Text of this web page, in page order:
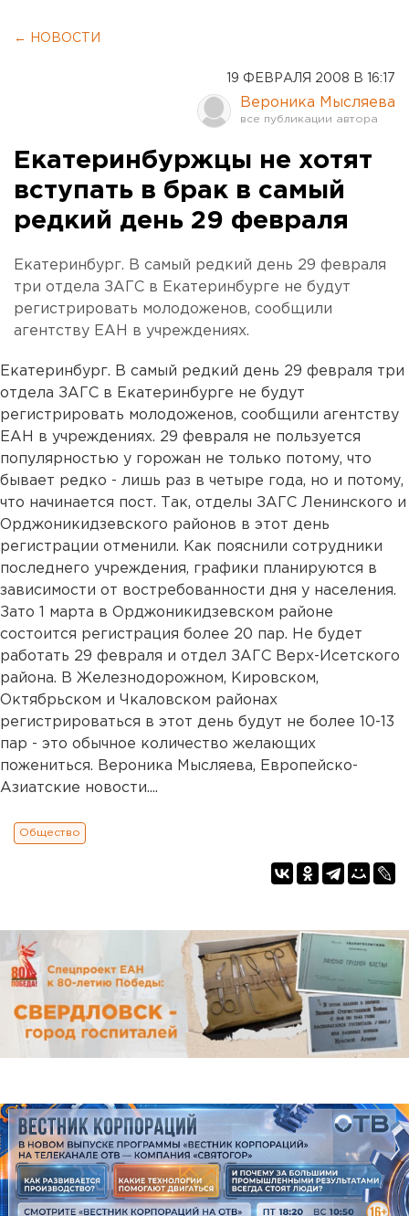
← НОВОСТИ
19 ФЕВРАЛЯ 2008 В 16:17
Вероника Мысляева
Екатеринбуржцы не хотят
вступать в брак в самый
редкий день 29 февраля
Екатеринбург. В самый редкий день 29 февраля
три отдела ЗАГС в Екатеринбурге не будут
регистрировать молодоженов, сообщили
агентству ЕАН в учреждениях.
Екатеринбург. В самый редкий день 29 февраля три
отдела ЗАГС в Екатеринбурге не будут
регистрировать молодоженов, сообщили агентству
ЕАН в учреждениях. 29 февраля не пользуется
популярностью у горожан не только потому, что
бывает редко - лишь раз в четыре года, но и потому,
что начинается пост. Так, отделы ЗАГС Ленинского и
Орджоникидзевского районов в этот день
регистрации отменили. Как пояснили сотрудники
последнего учреждения, графики планируются в
зависимости от востребованности дня у населения.
Зато 1 марта в Орджоникидзевском районе
состоится регистрация более 20 пар. Не будет
работать 29 февраля и отдел ЗАГС Верх-Исетского
района. В Железнодорожном, Кировском,
Октябрьском и Чкаловском районах
регистрироваться в этот день будут не более 10-13
пар - это обычное количество желающих
пожениться. Вероника Мысляева, Европейско-
Азиатские новости....
Общество